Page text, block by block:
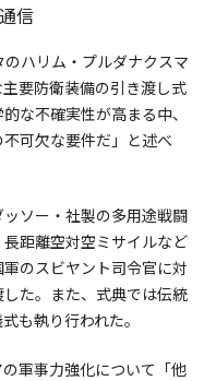
信
ハリム・プルダナクスマ
要防衛装備の引き渡し式
な不確実性が高まる中、
可欠な要件だ」と述べ
ソー・社製の多用途戦闘
距離空対空ミサイルなど
のスビヤント司令官に対
た。また、式典では伝統
も執り行われた。
軍事力強化について「他